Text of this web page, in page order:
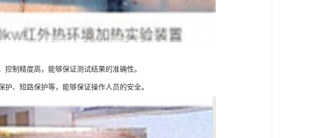
制精度高，能够保证测试结果的准确性。
、短路保护等，能够保证操作人员的安全。